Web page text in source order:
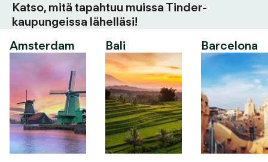
Katso, mitä tapahtuu muissa Tinder-
kaupungeissa lähelläsi!
Amsterdam
Bali Barcelona